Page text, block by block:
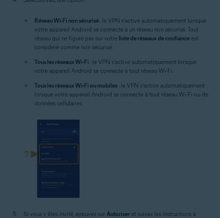
Réseau Wi-Fi non sécurisé : le VPN s’active automatiquement lorsque
votre appareil Android se connecte à un réseau non sécurisé. Tout
réseau qui ne figure pas sur votre liste de réseaux de confiance est
considéré comme non sécurisé.
Tous les réseaux Wi-Fi : le VPN s’active automatiquement lorsque
votre appareil Android se connecte à tout réseau Wi-Fi.
Tous les réseaux Wi-Fi ou mobiles : le VPN s’active automatiquement
lorsque votre appareil Android se connecte à tout réseau Wi-Fi ou de
données cellulaires.
Si vous y êtes invité, appuyez sur Autoriser et suivez les instructions à